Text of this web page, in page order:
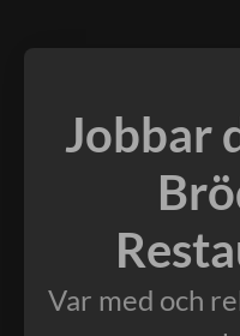
Jobbar
Var med och